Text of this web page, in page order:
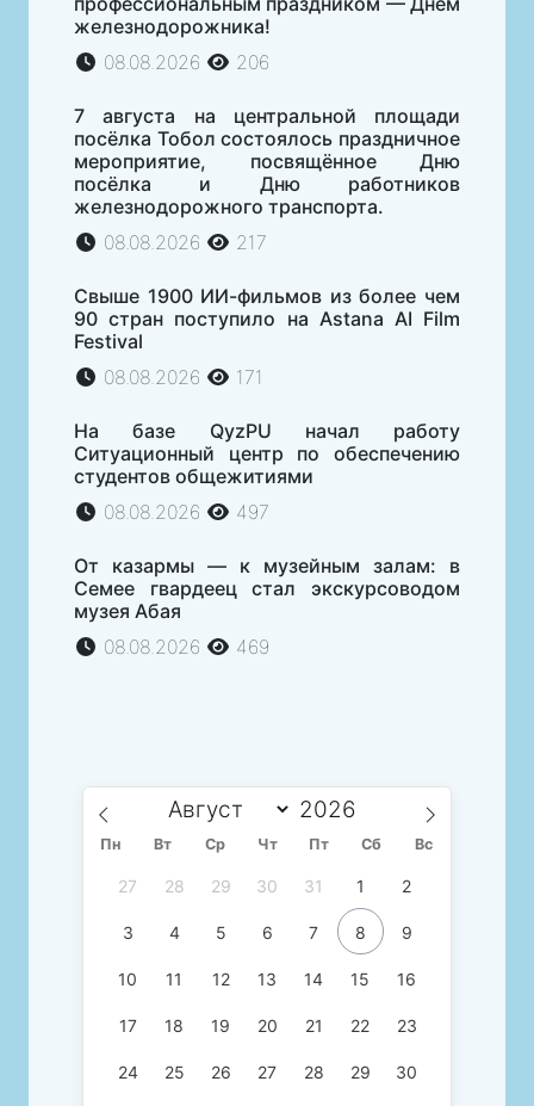
железнодорожника!
08.08.2026
206
7 августа на центральной площади
посёлка Тобол состоялось праздничное
мероприятие, посвящённое Дню
посёлка и Дню работников
железнодорожного транспорта.
08.08.2026
217
Свыше 1900 ИИ-фильмов из более чем
90 стран поступило на Astana AI Film
Festival
08.08.2026
171
На базе QyzPU начал работу
Ситуационный центр по обеспечению
студентов общежитиями
08.08.2026
497
От казармы — к музейным залам: в
Семее гвардеец стал экскурсоводом
музея Абая
08.08.2026
469
Пн Вт Ср Чт Пт Сб Вс
27 28 29 30 31 1 2
3 4 5 6 7 8 9
10 11 12 13 14 15 16
17 18 19 20 21 22 23
24 25 26 27 28 29 30